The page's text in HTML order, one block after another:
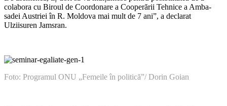
colabora cu Biroul de Coordonare a Cooperării Tehnice a Amba­
sadei Austriei în R. Moldova mai mult de 7 ani”, a declarat
Ulziisuren Jamsran.
Fоto: Programul ONU „Femeile în politică”/ Dorin Goian